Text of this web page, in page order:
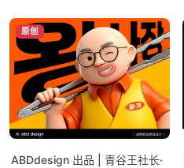
原创
ABDdesign 出品 | 青谷王社长·